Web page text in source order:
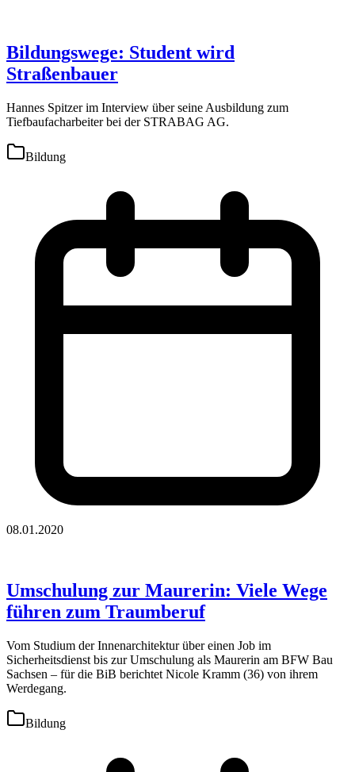
Bildungswege: Student wird
Straßenbauer
Hannes Spitzer im Interview über seine Ausbildung zum
Tiefbaufacharbeiter bei der STRABAG AG.
Bildung
08.01.2020
Umschulung zur Maurerin: Viele Wege
führen zum Traumberuf
Vom Studium der Innenarchitektur über einen Job im
Sicherheitsdienst bis zur Umschulung als Maurerin am BFW Bau
Sachsen – für die BiB berichtet Nicole Kramm (36) von ihrem
Werdegang.
Bildung